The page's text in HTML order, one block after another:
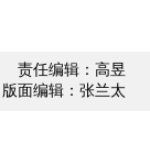
责任编辑：高昱
版面编辑：张兰太